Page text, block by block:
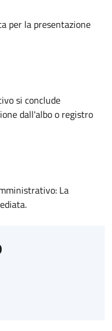
per la presentazione
si conclude
dall'albo o registro
La